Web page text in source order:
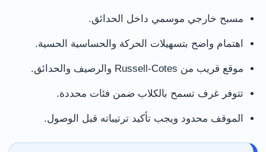
مسبح خارجي موسمي داخل الحدائق.
اهتمام واضح بتسهيلات الحركة والحساسية الحسية.
موقع قريب من Russell-Cotes والرصيف والحدائق.
تتوفر غرف تسمح بالكلاب ضمن فئات محددة.
الموقف محدود ويجب تأكيد ترتيباته قبل الوصول.